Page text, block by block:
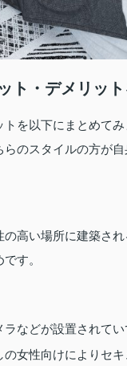
ト・デメリット
を以下にまとめて
のスタイルの方が
高い場所に建築さ
す。
などが設置されてい
女性向けによりセ